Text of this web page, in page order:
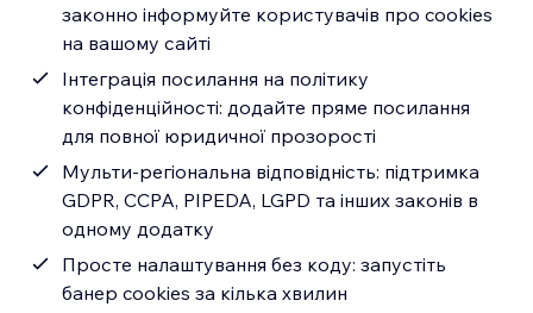
законно інформуйте користувачів про cookies
на вашому сайті
Інтеграція посилання на політику
конфіденційності: додайте пряме посилання
для повної юридичної прозорості
Мульти-регіональна відповідність: підтримка
GDPR, CCPA, PIPEDA, LGPD та інших законів в
одному додатку
Просте налаштування без коду: запустіть
банер cookies за кілька хвилин